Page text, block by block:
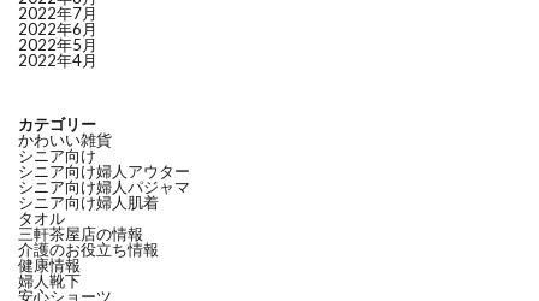
2022年7月
2022年6月
2022年5月
2022年4月
カテゴリー
かわいい雑貨
シニア向け
シニア向け婦人アウター
シニア向け婦人パジャマ
シニア向け婦人肌着
タオル
三軒茶屋店の情報
介護のお役立ち情報
健康情報
婦人靴下
安心ショーツ